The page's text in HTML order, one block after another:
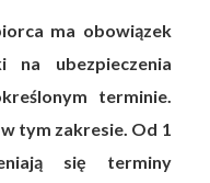
ma obowiązek
na ubezpieczenia
terminie.
tym zakresie. Od 1
się terminy